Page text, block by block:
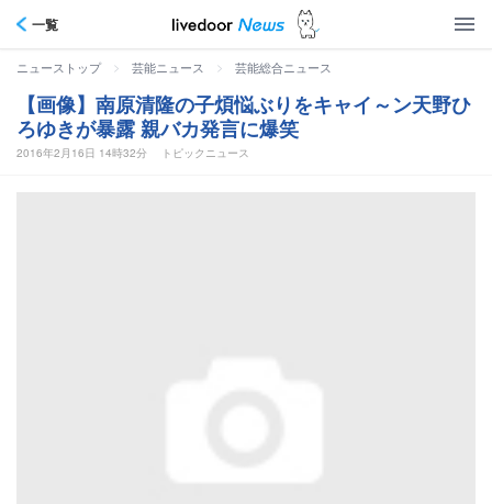
一覧
ニューストップ > 芸能ニュース > 芸能総合ニュース
【画像】南原清隆の子煩悩ぶりをキャイ～ン天野ひ
ろゆきが暴露 親バカ発言に爆笑
2016年2月16日 14時32分 トピックニュース